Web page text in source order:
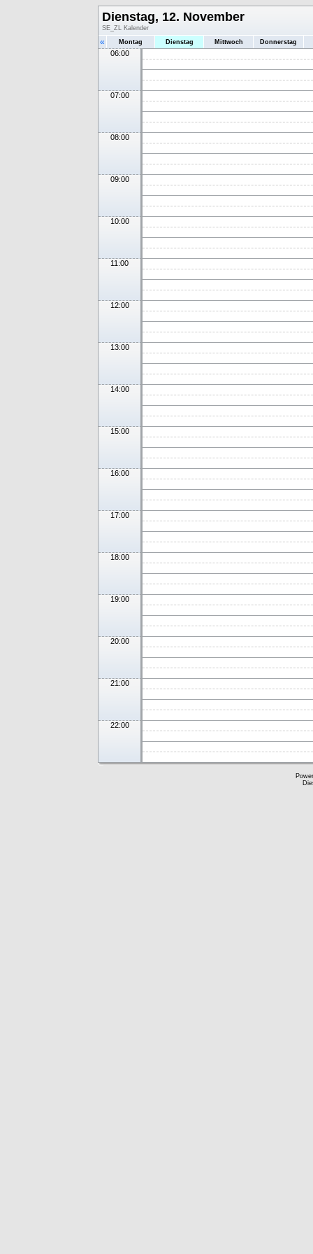
Dienstag, 12. November
SE_ZL Kalender
« Montag Dienstag Mittwoch Donnerstag
06:00
07:00
08:00
09:00
10:00
11:00
12:00
13:00
14:00
15:00
16:00
17:00
18:00
19:00
20:00
21:00
22:00